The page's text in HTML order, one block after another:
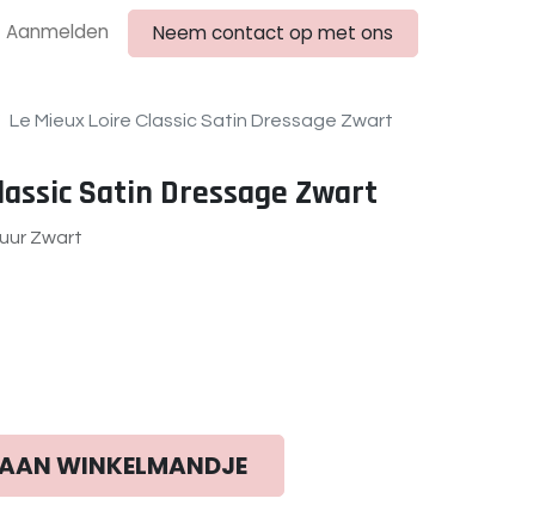
Aanmelden Neem contact op met ons
Le Mieux Loire Classic Satin Dressage Zwart
Satin Dressage Zwart
Zwart
WINKELMANDJE